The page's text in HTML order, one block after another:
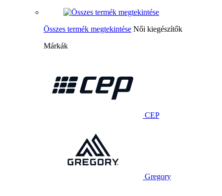
Összes termék megtekintése Női kiegészítők
Márkák
CEP
Gregory